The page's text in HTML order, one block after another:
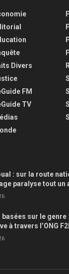
Divers
FM
TV
: sur la route
paralyse tout
sur le genre
à travers l’ONG